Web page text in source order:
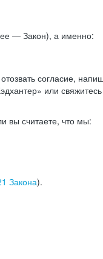
— Закон), а именно:
согласие,
или
вы считаете, что мы:
Закона).